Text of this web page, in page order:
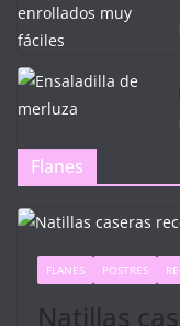
Flanes
FLANES POSTRES
Natillas